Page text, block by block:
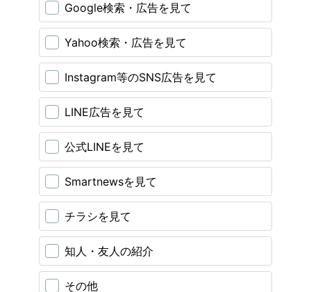
Google検索・広告を見て
Yahoo検索・広告を見て
Instagram等のSNS広告を見て
LINE広告を見て
公式LINEを見て
Smartnewsを見て
チラシを見て
知人・友人の紹介
その他